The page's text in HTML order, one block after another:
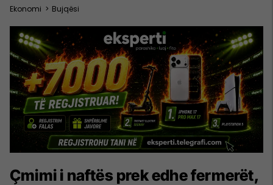
Ekonomi > Bujqësi
Çmimi i naftës prek edhe fermerët,